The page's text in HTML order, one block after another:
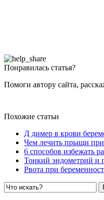
Понравилась статья?
Помоги автору сайта,
Похожие статьи
Д димер в крови
Чем лечить прыщи при
6 способов избежать
Тонкий эндометрий и
Рвота при